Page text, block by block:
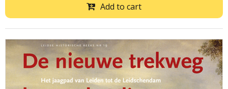
Add to cart